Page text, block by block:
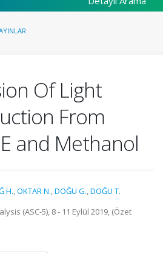
Of Light
From
and Methanol
H.,OKTAR N.,DOĞU G.,DOĞU T.
(ASC-5), 8 - 11 Eylül 2019, (Özet